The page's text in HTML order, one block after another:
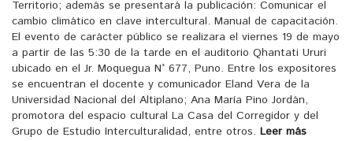
Territorio; además se presentará la publicación: Comunicar el
cambio climático en clave intercultural. Manual de capacitación.
El evento de carácter público se realizara el viernes 19 de mayo
a partir de las 5:30 de la tarde en el auditorio Qhantati Ururi
ubicado en el Jr. Moquegua N° 677, Puno. Entre los expositores
se encuentran el docente y comunicador Eland Vera de la
Universidad Nacional del Altiplano; Ana María Pino Jordán,
promotora del espacio cultural La Casa del Corregidor y del
Grupo de Estudio Interculturalidad, entre otros. Leer más